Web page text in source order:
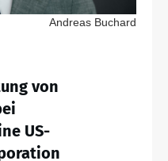
Andreas Buchard
von
US-